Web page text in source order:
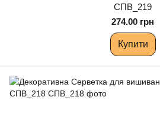
СПВ_219
274.00 грн
Купити